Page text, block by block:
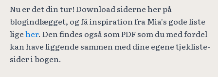
Nu er det din tur! Download siderne her på
blogindlægget, og få inspiration fra Mia's gode liste
ligeher. Den findes også som PDF som du med fordel
kan have liggende sammen med dine egene tjekliste-
sider i bogen.